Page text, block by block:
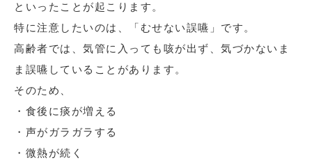
といったことが起こります。
特に注意したいのは、「むせない誤嚥」です。
高齢者では、気管に入っても咳が出ず、気づかないま
ま誤嚥していることがあります。
そのため、
・食後に痰が増える
・声がガラガラする
・微熱が続く